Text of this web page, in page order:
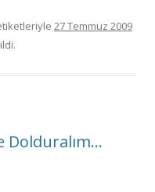
27 Temmuz 2009
Dolduralım…